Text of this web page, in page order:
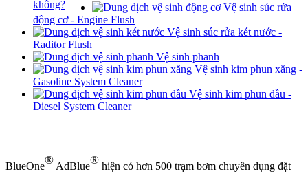
Vệ sinh súc rửa
động cơ - Engine Flush
Vệ sinh súc rửa két nước -
Raditor Flush
Vệ sinh phanh
Vệ sinh kim phun xăng -
Gasoline System Cleaner
Vệ sinh kim phun dầu -
Diesel System Cleaner
BlueOne® AdBlue® hiện có hơn 500 trạm bơm chuyên dụng đặt